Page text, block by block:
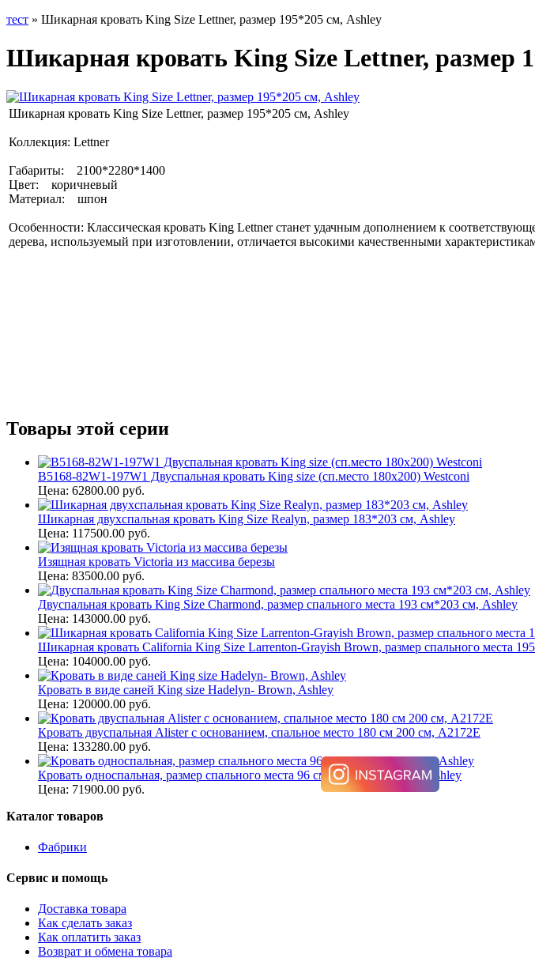
тест » Шикарная кровать King Size Lettner, размер 195*205 см, Ashley
Шикарная кровать King Size Lettner, размер
Шикарная кровать King Size Lettner, размер 195*205 см, Ashley
Коллекция: Lettner
Габариты: 2100*2280*1400
Цвет: коричневый
Материал: шпон
Особенности: Классическая кровать King Lettner станет удачным дополнением к
дерева, используемый при изготовлении, отличается высокими качественными
Товары этой серии
B5168-82W1-197W1 Двуспальная кровать King size (сп.место 180х200) Westconi
Цена: 62800.00 руб.
Шикарная двухспальная кровать King Size Realyn, размер 183*203 см, Ashley
Цена: 117500.00 руб.
Изящная кровать Victoria из массива березы
Цена: 83500.00 руб.
Двуспальная кровать King Size Charmond, размер спального места 193 см*203 см, Ashley
Цена: 143000.00 руб.
Шикарная кровать California King Size Larrenton-Grayish Brown, размер спального места
Цена: 104000.00 руб.
Кровать в виде саней King size Hadelyn- Brown, Ashley
Цена: 120000.00 руб.
Кровать двуспальная Alister с основанием, спальное место 180 см 200 см, A2172E
Цена: 133280.00 руб.
Кровать односпальная, размер спального места 96 см*190 см Korabella, Ashley
Цена: 71900.00 руб.
Каталог товаров
Фабрики
Сервис и помощь
Доставка товара
Как сделать заказ
Как оплатить заказ
Возврат и обмена товара